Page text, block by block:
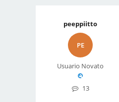
peeppiitto
PE
Usuario Novato
13